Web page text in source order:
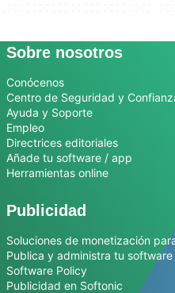
Sobre nosotros
Conócenos
Centro de Seguridad y
Ayuda y Soporte
Empleo
Directrices editoriales
Añade tu software / app
Herramientas online
Publicidad
Soluciones de monetización
Publica y administra tu software
Software Policy
Publicidad en Softonic